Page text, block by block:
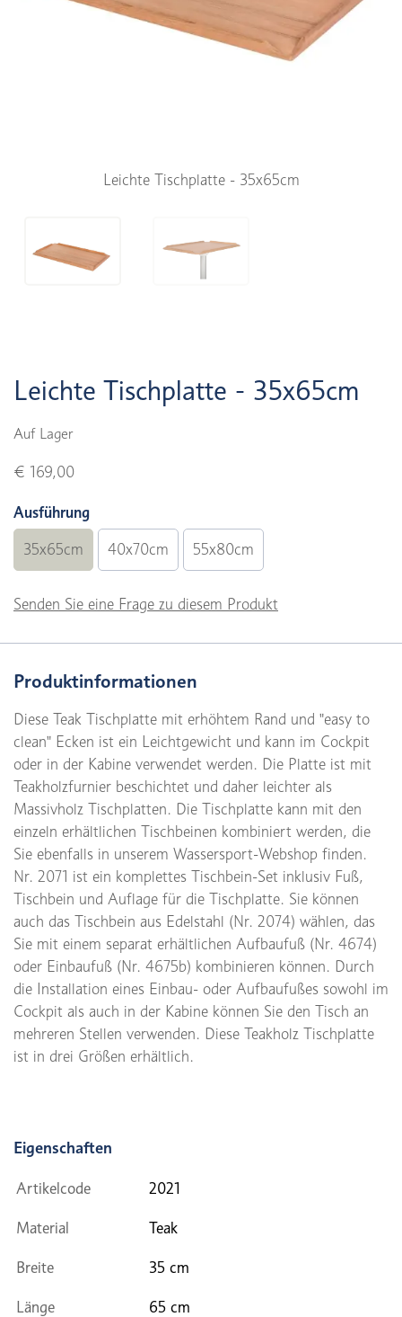
Leichte Tischplatte - 35x65cm
Leichte Tischplatte - 35x65cm
Auf Lager
€ 169,00
Ausführung
35x65cm 40x70cm 55x80cm
Senden Sie eine Frage zu diesem Produkt
Produktinformationen
Diese Teak Tischplatte mit erhöhtem Rand und "easy to
clean" Ecken ist ein Leichtgewicht und kann im Cockpit
oder in der Kabine verwendet werden. Die Platte ist mit
Teakholzfurnier beschichtet und daher leichter als
Massivholz Tischplatten. Die Tischplatte kann mit den
einzeln erhältlichen Tischbeinen kombiniert werden, die
Sie ebenfalls in unserem Wassersport-Webshop finden.
Nr. 2071 ist ein komplettes Tischbein-Set inklusiv Fuß,
Tischbein und Auflage für die Tischplatte. Sie können
auch das Tischbein aus Edelstahl (Nr. 2074) wählen, das
Sie mit einem separat erhältlichen Aufbaufuß (Nr. 4674)
oder Einbaufuß (Nr. 4675b) kombinieren können. Durch
die Installation eines Einbau- oder Aufbaufußes sowohl im
Cockpit als auch in der Kabine können Sie den Tisch an
mehreren Stellen verwenden. Diese Teakholz Tischplatte
ist in drei Größen erhältlich.
Eigenschaften
Artikelcode 2021
Material Teak
Breite 35 cm
Länge 65 cm